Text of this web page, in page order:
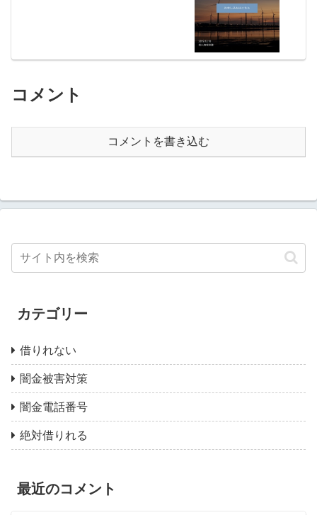
コメント
コメントを書き込む
カテゴリー
借りれない
闇金被害対策
闇金電話番号
絶対借りれる
最近のコメント